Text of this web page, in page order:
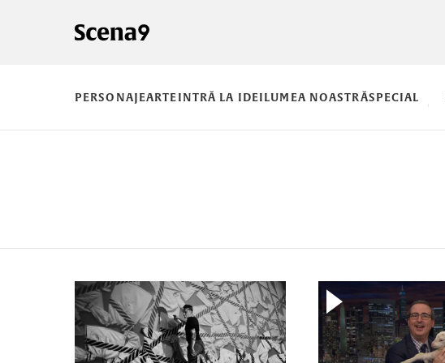
PERSONAJEARTEINTRĂ LA IDEILUMEA NOASTRĂSPECIAL